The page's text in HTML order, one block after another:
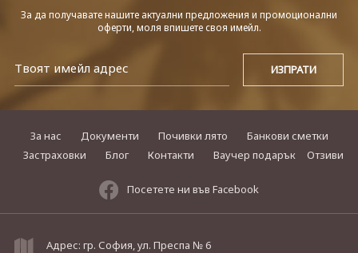
За да получавате нашите актуални предложения и промоционални
оферти, моля впишете своя имейл.
За нас Документи Почивки лято
Банкови сметки
Застраховки
Блог Контакти Ваучер подарък Отзиви
Посетете ни във Facebook
Адрес: гр. София, ул. Преспа № 6